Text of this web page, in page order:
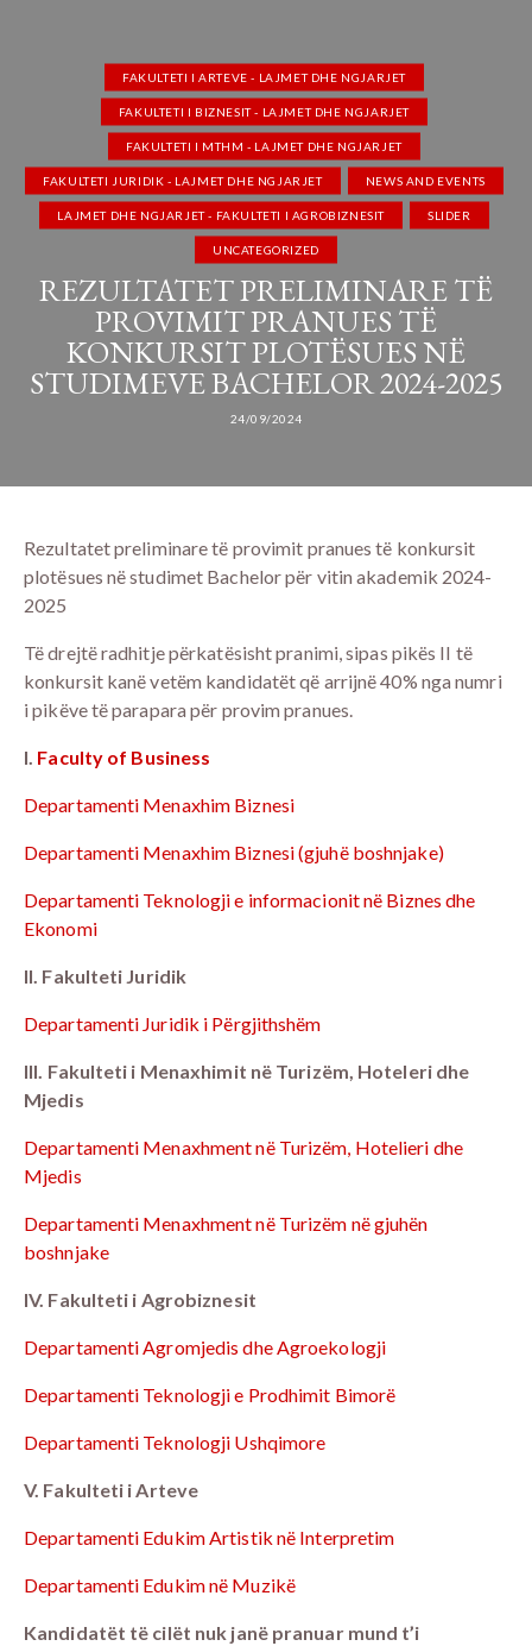
FAKULTETI I ARTEVE - LAJMET DHE NGJARJET
FAKULTETI I BIZNESIT - LAJMET DHE NGJARJET
FAKULTETI I MTHM - LAJMET DHE NGJARJET
FAKULTETI JURIDIK - LAJMET DHE NGJARJET NEWS AND EVENTS
LAJMET DHE NGJARJET - FAKULTETI I AGROBIZNESIT SLIDER
UNCATEGORIZED
REZULTATET PRELIMINARE TË
PROVIMIT PRANUES TË
KONKURSIT PLOTËSUES NË
STUDIMEVE BACHELOR 2024-2025
24/09/2024
Rezultatet preliminare të provimit pranues të konkursit
plotësues në studimet Bachelor për vitin akademik 2024-
2025
Të drejtë radhitje përkatësisht pranimi, sipas pikës II të
konkursit kanë vetëm kandidatët që arrijnë 40% nga numri
i pikëve të parapara për provim pranues.
I. Faculty of Business
Departamenti Menaxhim Biznesi
Departamenti Menaxhim Biznesi (gjuhë boshnjake)
Departamenti Teknologji e informacionit në Biznes dhe
Ekonomi
II. Fakulteti Juridik
Departamenti Juridik i Përgjithshëm
III. Fakulteti i Menaxhimit në Turizëm, Hoteleri dhe
Mjedis
Departamenti Menaxhment në Turizëm, Hotelieri dhe
Mjedis
Departamenti Menaxhment në Turizëm në gjuhën
boshnjake
IV. Fakulteti i Agrobiznesit
Departamenti Agromjedis dhe Agroekologji
Departamenti Teknologji e Prodhimit Bimorë
Departamenti Teknologji Ushqimore
V. Fakulteti i Arteve
Departamenti Edukim Artistik në Interpretim
Departamenti Edukim në Muzikë
Kandidatët të cilët nuk janë pranuar mund t’i